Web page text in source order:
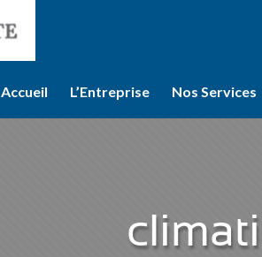
Accueil L’Entreprise Nos Services